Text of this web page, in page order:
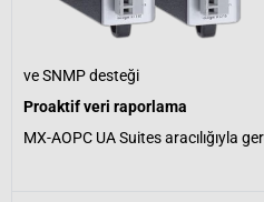
ve SNMP desteği
Proaktif veri raporlama
MX-AOPC UA Suites aracılığıyla